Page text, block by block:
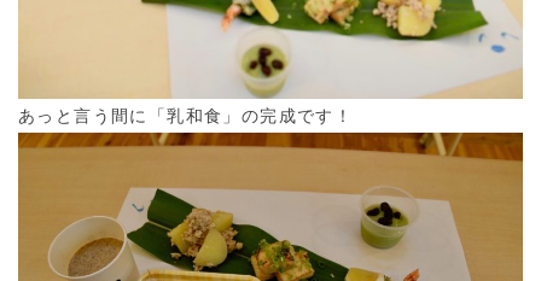
あっと言う間に「乳和食」の完成です！